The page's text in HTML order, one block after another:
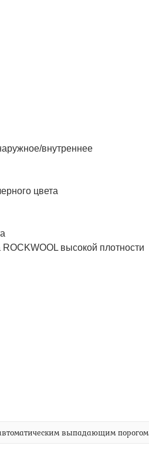
внутреннее
цвета
ROCKWOOL высокой плотности
выпадающим порогом